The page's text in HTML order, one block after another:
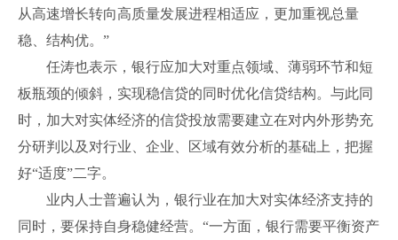
从高速增长转向高质量发展进程相适应，更加重视总量
稳、结构优。”
任涛也表示，银行应加大对重点领域、薄弱环节和短
板瓶颈的倾斜，实现稳信贷的同时优化信贷结构。与此同
时，加大对实体经济的信贷投放需要建立在对内外形势充
分研判以及对行业、企业、区域有效分析的基础上，把握
好“适度”二字。
业内人士普遍认为，银行业在加大对实体经济支持的
同时，要保持自身稳健经营。“一方面，银行需要平衡资产